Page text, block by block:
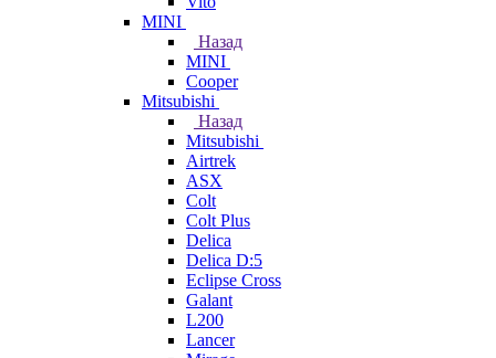
MINI
Назад
MINI
Cooper
Mitsubishi
Назад
Mitsubishi
Airtrek
ASX
Colt
Colt Plus
Delica
Delica D:5
Eclipse Cross
Galant
L200
Lancer